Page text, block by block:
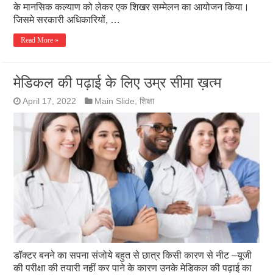
के मानसिक कल्याण को लेकर एक शिखर सम्मेलन का आयोजन किया।
जिसमे सरकारी अधिकारियों, …
Read More »
मेडिकल की पढ़ाई के लिए उम्र सीमा ख़त्म
April 17, 2022 Main Slide ,शिक्षा
डॉक्टर बनने का सपना संजोये बहुत से छात्र किसी कारण से नीट –यूजी
की परीक्षा की तयारी नहीं कर पाने के कारण उनके मेडिकल की पढ़ाई का